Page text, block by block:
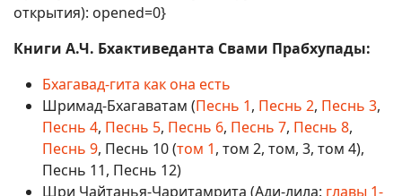
открытия): opened=0}
Книги А.Ч. Бхактиведанта Свами Прабхупады:
Бхагавад-гита как она есть
Шримад-Бхагаватам (Песнь 1, Песнь 2, Песнь 3,
Песнь 4, Песнь 5, Песнь 6, Песнь 7, Песнь 8,
Песнь 9, Песнь 10 (том 1, том 2, том, 3, том 4),
Песнь 11, Песнь 12)
Шри Чайтанья-Чаритамрита (Ади-лила: главы 1-